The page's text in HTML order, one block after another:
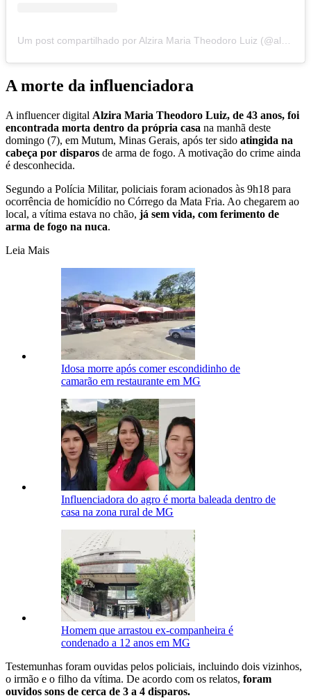
A morte da influenciadora
A influencer digital Alzira Maria Theodoro Luiz, de 43 anos, foi
encontrada morta dentro da própria casa na manhã deste
domingo (7), em Mutum, Minas Gerais, após ter sido atingida na
cabeça por disparos de arma de fogo. A motivação do crime ainda
é desconhecida.
Segundo a Polícia Militar, policiais foram acionados às 9h18 para
ocorrência de homicídio no Córrego da Mata Fria. Ao chegarem ao
local, a vítima estava no chão, já sem vida, com ferimento de
arma de fogo na nuca.
Leia Mais
Idosa morre após comer escondidinho de
camarão em restaurante em MG
Influenciadora do agro é morta baleada dentro de
casa na zona rural de MG
Homem que arrastou ex-companheira é
condenado a 12 anos em MG
Testemunhas foram ouvidas pelos policiais, incluindo dois vizinhos,
o irmão e o filho da vítima. De acordo com os relatos, foram
ouvidos sons de cerca de 3 a 4 disparos.